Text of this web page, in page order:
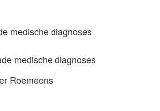
medische diagnoses
Roemeens